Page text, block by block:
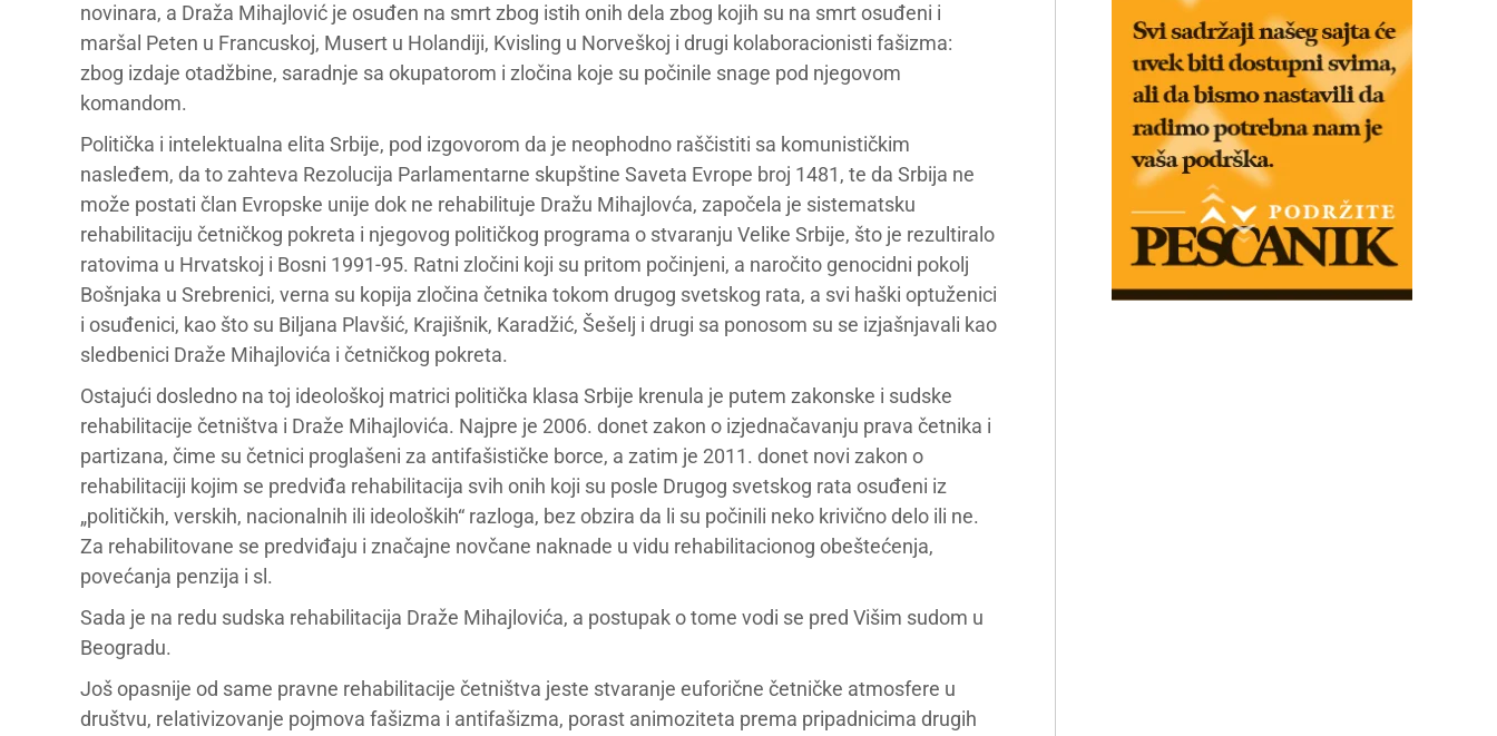
novinara, a Draža Mihajlović je osuđen na smrt zbog istih onih dela zbog kojih su na smrt osuđeni i
maršal Peten u Francuskoj, Musert u Holandiji, Kvisling u Norveškoj i drugi kolaboracionisti fašizma:
zbog izdaje otadžbine, saradnje sa okupatorom i zločina koje su počinile snage pod njegovom
komandom.
Politička i intelektualna elita Srbije, pod izgovorom da je neophodno raščistiti sa komunističkim
nasleđem, da to zahteva Rezolucija Parlamentarne skupštine Saveta Evrope broj 1481, te da Srbija ne
može postati član Evropske unije dok ne rehabilituje Dražu Mihajlovća, započela je sistematsku
rehabilitaciju četničkog pokreta i njegovog političkog programa o stvaranju Velike Srbije, što je rezultiralo
ratovima u Hrvatskoj i Bosni 1991-95. Ratni zločini koji su pritom počinjeni, a naročito genocidni pokolj
Bošnjaka u Srebrenici, verna su kopija zločina četnika tokom drugog svetskog rata, a svi haški optuženici
i osuđenici, kao što su Biljana Plavšić, Krajišnik, Karadžić, Šešelj i drugi sa ponosom su se izjašnjavali kao
sledbenici Draže Mihajlovića i četničkog pokreta.
Ostajući dosledno na toj ideološkoj matrici politička klasa Srbije krenula je putem zakonske i sudske
rehabilitacije četništva i Draže Mihajlovića. Najpre je 2006. donet zakon o izjednačavanju prava četnika i
partizana, čime su četnici proglašeni za antifašističke borce, a zatim je 2011. donet novi zakon o
rehabilitaciji kojim se predviđa rehabilitacija svih onih koji su posle Drugog svetskog rata osuđeni iz
„političkih, verskih, nacionalnih ili ideoloških“ razloga, bez obzira da li su počinili neko krivično delo ili ne.
Za rehabilitovane se predviđaju i značajne novčane naknade u vidu rehabilitacionog obeštećenja,
povećanja penzija i sl.
Sada je na redu sudska rehabilitacija Draže Mihajlovića, a postupak o tome vodi se pred Višim sudom u
Beogradu.
Još opasnije od same pravne rehabilitacije četništva jeste stvaranje euforične četničke atmosfere u
društvu, relativizovanje pojmova fašizma i antifašizma, porast animoziteta prema pripadnicima drugih